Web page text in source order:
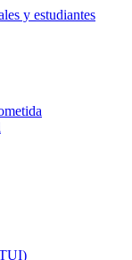
y estudiantes